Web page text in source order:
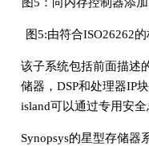
图5:由符合ISO26262
该子系统包括前面描述
储器，DSP和处理器IP
island可以通过专用安
Synopsys的星型存储器